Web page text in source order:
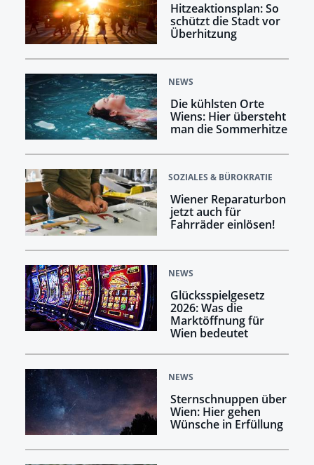
Hitzeaktionsplan: So
schützt die Stadt vor
Überhitzung
NEWS
Die kühlsten Orte
Wiens: Hier übersteht
man die Sommerhitze
SOZIALES & BÜROKRATIE
Wiener Reparaturbon
jetzt auch für
Fahrräder einlösen!
NEWS
Glücksspielgesetz
2026: Was die
Marktöffnung für
Wien bedeutet
NEWS
Sternschnuppen über
Wien: Hier gehen
Wünsche in Erfüllung